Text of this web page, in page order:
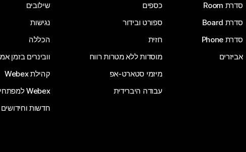
סדרת Room
סדרת Board
סדרת Phone
אביזרים
כספים
ספורט ובידור
חזית
מוסדות ללא מטרות רווח
מיזמי סטארט-אפ
עבודה היברידית
שילובים
נגישות
הכללה
וובינרים בזמן
קהילת Webex
Webex למפתחים
חדשות וחידושים